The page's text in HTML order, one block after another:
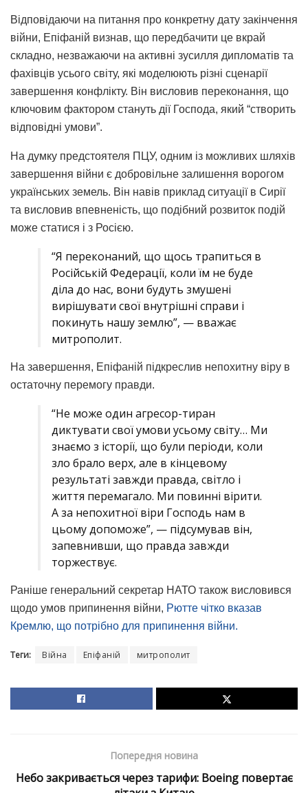
Відповідаючи на питання про конкретну дату закінчення
війни, Епіфаній визнав, що передбачити це вкрай
складно, незважаючи на активні зусилля дипломатів та
фахівців усього світу, які моделюють різні сценарії
завершення конфлікту. Він висловив переконання, що
ключовим фактором стануть дії Господа, який “створить
відповідні умови”.
На думку предстоятеля ПЦУ, одним із можливих шляхів
завершення війни є добровільне залишення ворогом
українських земель. Він навів приклад ситуації в Сирії
та висловив впевненість, що подібний розвиток подій
може статися і з Росією.
“Я переконаний, що щось трапиться в
Російській Федерації, коли їм не буде
діла до нас, вони будуть змушені
вирішувати свої внутрішні справи і
покинуть нашу землю”, — вважає
митрополит.
На завершення, Епіфаній підкреслив непохитну віру в
остаточну перемогу правди.
“Не може один агресор-тиран
диктувати свої умови усьому світу… Ми
знаємо з історії, що були періоди, коли
зло брало верх, але в кінцевому
результаті завжди правда, світло і
життя перемагало. Ми повинні вірити.
А за непохитної віри Господь нам в
цьому допоможе”, — підсумував він,
запевнивши, що правда завжди
торжествує.
Раніше генеральний секретар НАТО також висловився
щодо умов припинення війни, Рютте чітко вказав
Кремлю, що потрібно для припинення війни.
Теги: Війна Епіфаній митрополит
Попередня новина
Небо закривається через тарифи: Boeing повертає